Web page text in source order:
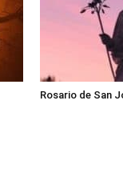
Rosario de San